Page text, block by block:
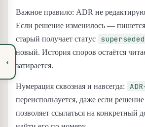
‹
Важное правило: ADR не
Если решение изменилось —
старый получает статус
superseded
новый. История споров остаётся
затирается.
Нумерация сквозная и навсегда:
переиспользуется, даже если
позволяет ссылаться на конкретный